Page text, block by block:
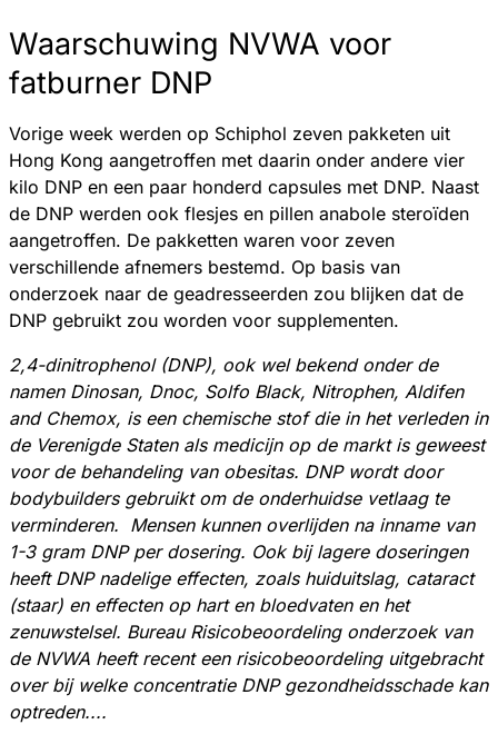
Waarschuwing NVWA voor
fatburner DNP
Vorige week werden op Schiphol zeven pakketen uit
Hong Kong aangetroffen met daarin onder andere vier
kilo DNP en een paar honderd capsules met DNP. Naast
de DNP werden ook flesjes en pillen anabole steroïden
aangetroffen. De pakketten waren voor zeven
verschillende afnemers bestemd. Op basis van
onderzoek naar de geadresseerden zou blijken dat de
DNP gebruikt zou worden voor supplementen.
2,4-dinitrophenol (DNP), ook wel bekend onder de
namen Dinosan, Dnoc, Solfo Black, Nitrophen, Aldifen
and Chemox, is een chemische stof die in het verleden in
de Verenigde Staten als medicijn op de markt is geweest
voor de behandeling van obesitas. DNP wordt door
bodybuilders gebruikt om de onderhuidse vetlaag te
verminderen. Mensen kunnen overlijden na inname van
1-3 gram DNP per dosering. Ook bij lagere doseringen
heeft DNP nadelige effecten, zoals huiduitslag, cataract
(staar) en effecten op hart en bloedvaten en het
zenuwstelsel. Bureau Risicobeoordeling onderzoek van
de NVWA heeft recent een risicobeoordeling uitgebracht
over bij welke concentratie DNP gezondheidsschade kan
optreden....